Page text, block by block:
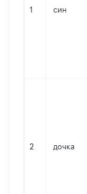
1 син
2 дочка